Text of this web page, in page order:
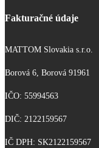
Fakturačné údaje
MATTOM Slovakia s.r.o.
Borová 6, Borová 91961
IČO: 55994563
DIČ: 2122159567
IČ DPH: SK2122159567